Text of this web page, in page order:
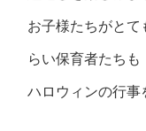
お子様たちがとて
らい保育者たちも
ハロウィンの行事